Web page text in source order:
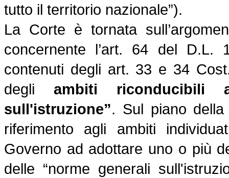
tutto il territorio nazionale”).
La Corte è tornata
concernente l’art. 64 del D.L.
contenuti degli art. 33 e 34
degli ambiti riconducibili
sull'istruzione”. Sul piano
riferimento agli ambiti
Governo ad adottare uno o più
delle “norme generali